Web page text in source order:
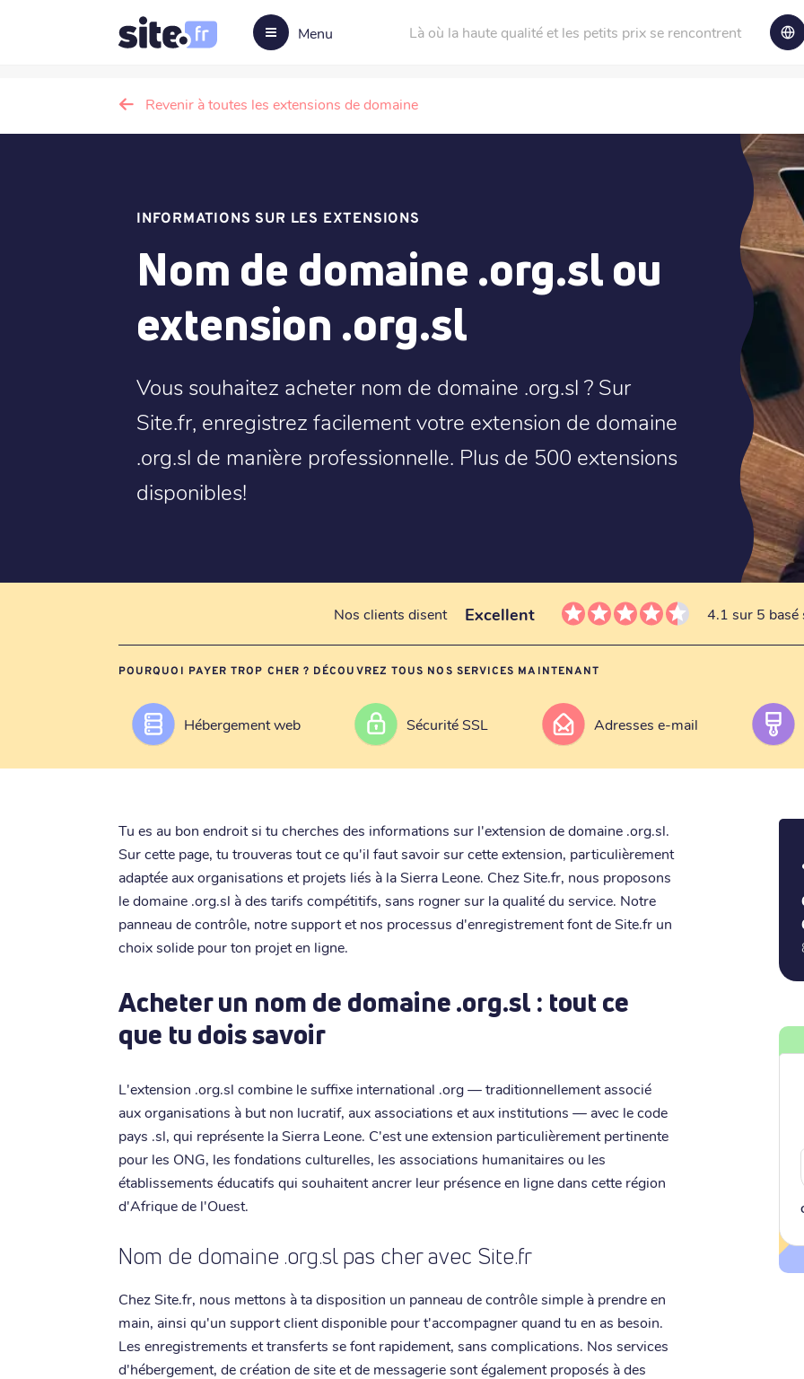
Menu Là où la haute qualité et les petits prix se rencontrent
Revenir à toutes les extensions de domaine
INFORMATIONS SUR LES EXTENSIONS
Nom de domaine .org.sl ou
extension .org.sl
Vous souhaitez acheter nom de domaine .org.sl ? Sur
Site.fr, enregistrez facilement votre extension de domaine
.org.sl de manière professionnelle. Plus de 500 extensions
disponibles!
Nos clients disent Excellent 4.1 sur 5 basé
POURQUOI PAYER TROP CHER ? DÉCOUVREZ TOUS NOS SERVICES MAINTENANT
Hébergement web Sécurité SSL Adresses e-mail
Tu es au bon endroit si tu cherches des informations sur l'extension de domaine .org.sl.
Sur cette page, tu trouveras tout ce qu'il faut savoir sur cette extension, particulièrement
adaptée aux organisations et projets liés à la Sierra Leone. Chez Site.fr, nous proposons
le domaine .org.sl à des tarifs compétitifs, sans rogner sur la qualité du service. Notre
panneau de contrôle, notre support et nos processus d'enregistrement font de Site.fr un
choix solide pour ton projet en ligne.
Acheter un nom de domaine .org.sl : tout ce
que tu dois savoir
L'extension .org.sl combine le suffixe international .org — traditionnellement associé
aux organisations à but non lucratif, aux associations et aux institutions — avec le code
pays .sl, qui représente la Sierra Leone. C'est une extension particulièrement pertinente
pour les ONG, les fondations culturelles, les associations humanitaires ou les
établissements éducatifs qui souhaitent ancrer leur présence en ligne dans cette région
d'Afrique de l'Ouest.
Nom de domaine .org.sl pas cher avec Site.fr
Chez Site.fr, nous mettons à ta disposition un panneau de contrôle simple à prendre en
main, ainsi qu'un support client disponible pour t'accompagner quand tu en as besoin.
Les enregistrements et transferts se font rapidement, sans complications. Nos services
d'hébergement, de création de site et de messagerie sont également proposés à des